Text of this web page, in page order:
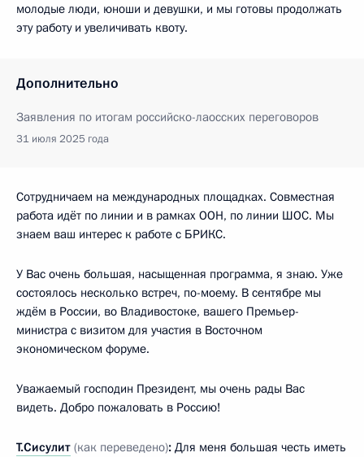
молодые люди, юноши и девушки, и мы готовы продолжать
эту работу и увеличивать квоту.
Дополнительно
Заявления по итогам российско-лаосских переговоров
31 июля 2025 года
Сотрудничаем на международных площадках. Совместная
работа идёт по линии и в рамках ООН, по линии ШОС. Мы
знаем ваш интерес к работе с БРИКС.
У Вас очень большая, насыщенная программа, я знаю. Уже
состоялось несколько встреч, по-моему. В сентябре мы
ждём в России, во Владивостоке, вашего Премьер-
министра с визитом для участия в Восточном
экономическом форуме.
Уважаемый господин Президент, мы очень рады Вас
видеть. Добро пожаловать в Россию!
Т.Сисулит (как переведено): Для меня большая честь иметь